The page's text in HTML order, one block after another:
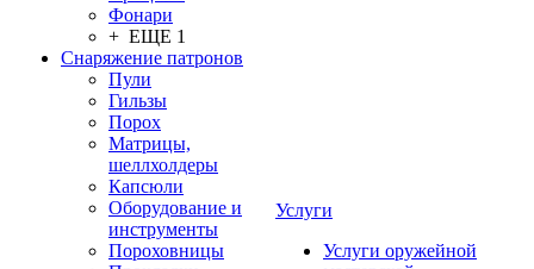
Фонари
+ ЕЩЕ 1
Снаряжение патронов
Пули
Гильзы
Порох
Матрицы,
шеллхолдеры
Капсюли
Оборудование и
инструменты
Пороховницы
Услуги
Услуги оружейной